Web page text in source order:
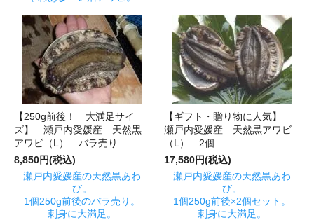
【250g前後！ 大満足サイ
ズ】 瀬戸内愛媛産 天然黒
アワビ（L） バラ売り
8,850円(税込)
瀬戸内愛媛産の天然黒あわ
び。
1個250g前後のバラ売り。
刺身に大満足。
【ギフト・贈り物に人気】
瀬戸内愛媛産 天然黒アワビ
（L） 2個
17,580円(税込)
瀬戸内愛媛産の天然黒あわ
び。
1個250g前後×2個セット。
刺身に大満足。